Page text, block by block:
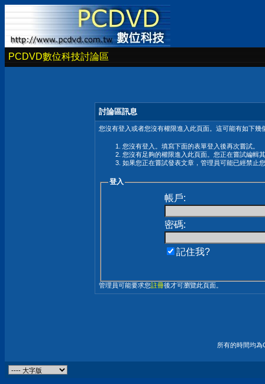
PCDVD數位科技討論區
討論區訊息
您沒有登入或者您沒有權限進入此頁面。這可能有如下幾
您沒有登入。填寫下面的表單登入後再次嘗試。
您沒有足夠的權限進入此頁面。您正在嘗試編輯
如果您正在嘗試發表文章，管理員可能已經禁止
登入
帳戶:
密碼:
記住我?
管理員可能要求您註冊後才可瀏覽此頁面。
所有的時間均為